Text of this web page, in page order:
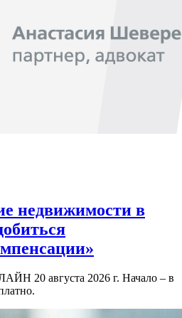
недвижимости в
20 августа 2026 г. Начало – в